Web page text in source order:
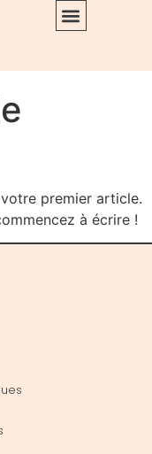
premier article.
à écrire !